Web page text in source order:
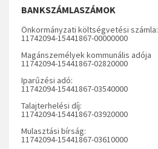
BANKSZÁMLASZÁMOK
Önkormányzati költségvetési számla:
11742094-15441867-00000000
Magánszemélyek kommunális adója
11742094-15441867-02820000
Iparűzési adó:
11742094-15441867-03540000
Talajterhelési díj:
11742094-15441867-03920000
Mulasztási bírság:
11742094-15441867-03610000